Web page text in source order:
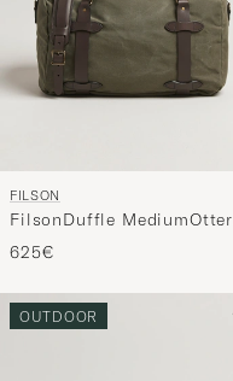
FILSON
FilsonDuffle MediumOtter
Green
625€
OUTDOOR